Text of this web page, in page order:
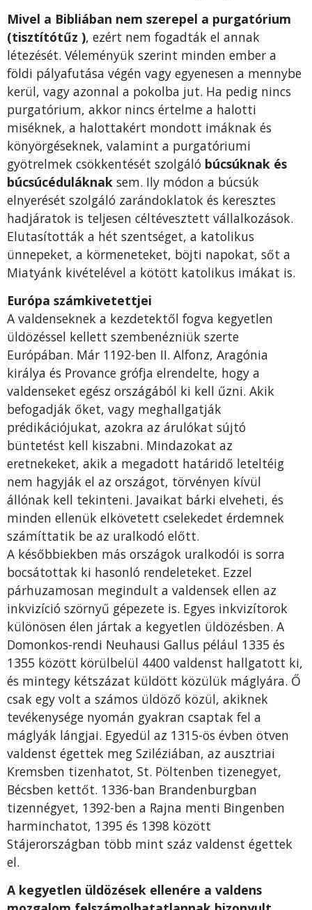
Mivel a Bibliában nem szerepel a purgatórium
(tisztítótűz ), ezért nem fogadták el annak
létezését. Véleményük szerint minden ember a
földi pályafutása végén vagy egyenesen a mennybe
kerül, vagy azonnal a pokolba jut. Ha pedig nincs
purgatórium, akkor nincs értelme a halotti
miséknek, a halottakért mondott imáknak és
könyörgéseknek, valamint a purgatóriumi
gyötrelmek csökkentését szolgáló búcsúknak és
búcsúcéduláknak sem. Ily módon a búcsúk
elnyerését szolgáló zarándoklatok és keresztes
hadjáratok is teljesen céltévesztett vállalkozások.
Elutasították a hét szentséget, a katolikus
ünnepeket, a körmeneteket, böjti napokat, sőt a
Miatyánk kivételével a kötött katolikus imákat is.
Európa számkivetettjei
A valdenseknek a kezdetektől fogva kegyetlen
üldözéssel kellett szembenézniük szerte
Európában. Már 1192-ben II. Alfonz, Aragónia
királya és Provance grófja elrendelte, hogy a
valdenseket egész országából ki kell űzni. Akik
befogadják őket, vagy meghallgatják
prédikációjukat, azokra az árulókat sújtó
büntetést kell kiszabni. Mindazokat az
eretnekeket, akik a megadott határidő leteltéig
nem hagyják el az országot, törvényen kívül
állónak kell tekinteni. Javaikat bárki elveheti, és
minden ellenük elkövetett cselekedet érdemnek
számíttatik be az uralkodó előtt.
A későbbiekben más országok uralkodói is sorra
bocsátottak ki hasonló rendeleteket. Ezzel
párhuzamosan megindult a valdensek ellen az
inkvizíció szörnyű gépezete is. Egyes inkvizítorok
különösen élen jártak a kegyetlen üldözésben. A
Domonkos-rendi Neuhausi Gallus pélául 1335 és
1355 között körülbelül 4400 valdenst hallgatott ki,
és mintegy kétszázat küldött közülük máglyára. Ő
csak egy volt a számos üldöző közül, akiknek
tevékenysége nyomán gyakran csaptak fel a
máglyák lángjai. Egyedül az 1315-ös évben ötven
valdenst égettek meg Sziléziában, az ausztriai
Kremsben tizenhatot, St. Pöltenben tizenegyet,
Bécsben kettőt. 1336-ban Brandenburgban
tizennégyet, 1392-ben a Rajna menti Bingenben
harminchatot, 1395 és 1398 között
Stájerországban több mint száz valdenst égettek
el.
A kegyetlen üldözések ellenére a valdens